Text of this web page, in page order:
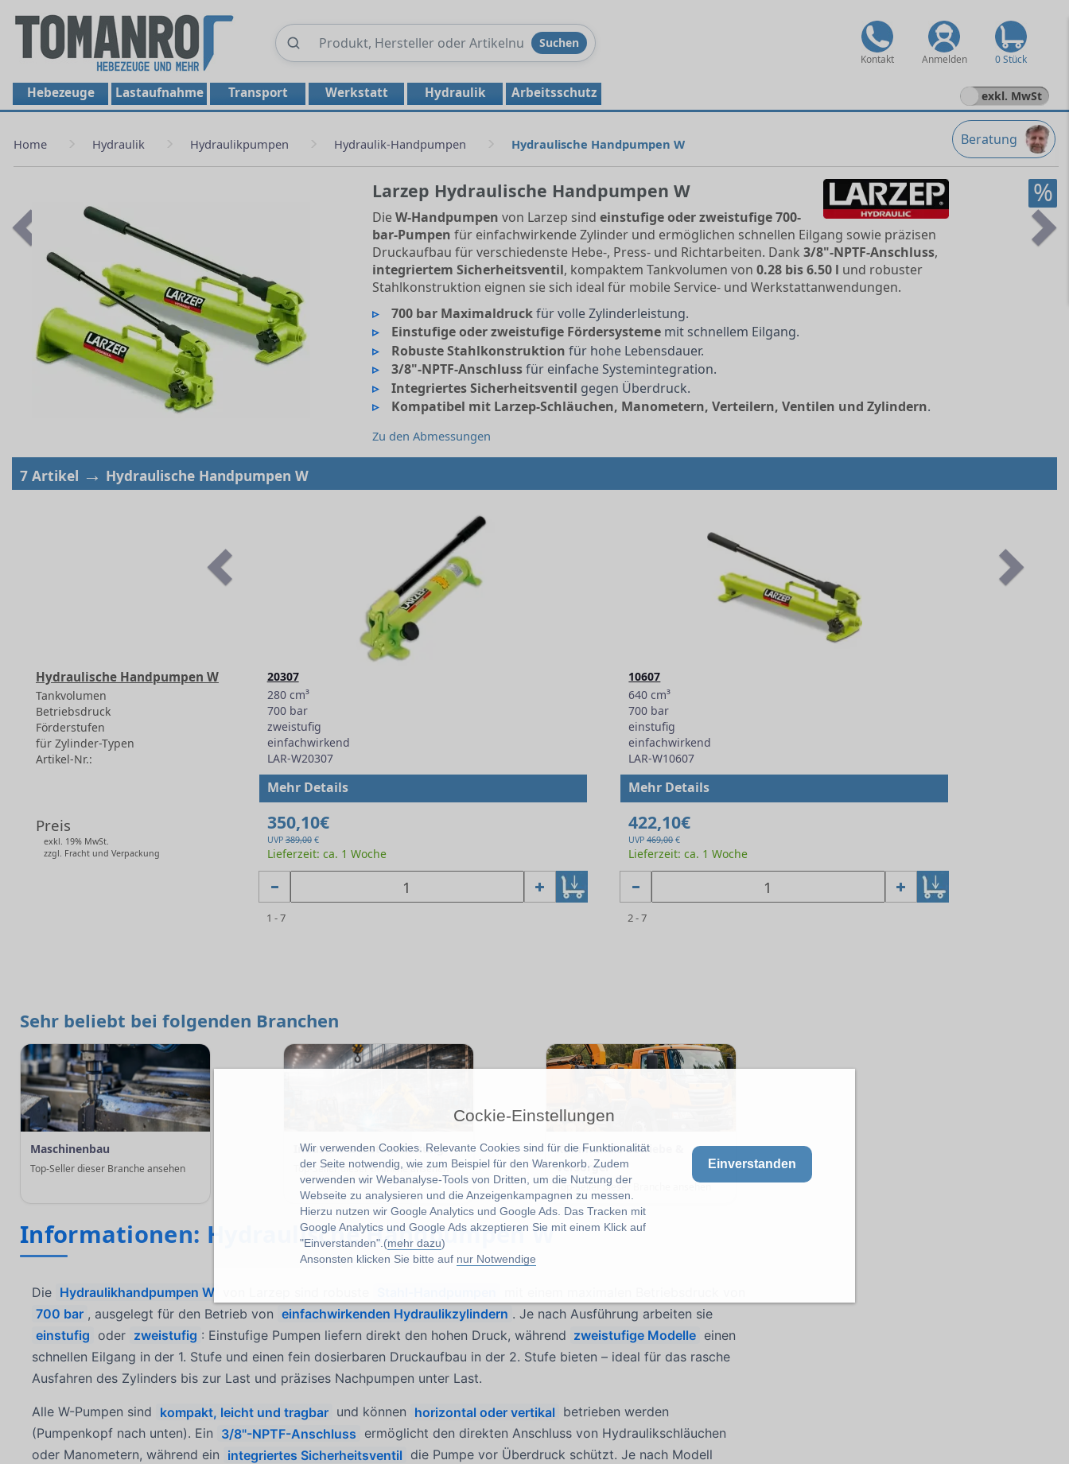
Cockie-Einstellungen
Wir verwenden Cookies. Relevante Cookies sind für die Funktionalität
der Seite notwendig, wie zum Beispiel für den Warenkorb. Zudem
verwenden wir Webanalyse-Tools von Dritten, um die Nutzung der
Webseite zu analysieren und die Anzeigenkampagnen zu messen.
Hierzu nutzen wir Google Analytics und Google Ads. Das Tracken mit
Google Analytics und Google Ads akzeptieren Sie mit einem Klick auf
"Einverstanden".(mehr dazu)
Ansonsten klicken Sie bitte auf nur Notwendige
Einverstanden
Produkte
Suchen
Kontakt Anmelden 0 Stück
Hebezeuge Lastaufnahme Transport Werkstatt Hydraulik Arbeitsschutz exkl. MwSt
Beratung
Home Hydraulik Hydraulikpumpen Hydraulik-Handpumpen Hydraulische Handpumpen W
%
Larzep Hydraulische Handpumpen W
DieW-Handpumpen von Larzep sind einstufige oder zweistufige 700-
bar-Pumpen für einfachwirkende Zylinder und ermöglichen schnellen Eilgang sowie präzisen
Druckaufbau für verschiedenste Hebe-, Press- und Richtarbeiten. Dank 3/8"-NPTF-Anschluss,
integriertem Sicherheitsventil, kompaktem Tankvolumen von 0.28 bis 6.50 l und robuster
Stahlkonstruktion eignen sie sich ideal für mobile Service- und Werkstattanwendungen.
700 bar Maximaldruckfür volle Zylinderleistung.
Einstufige oder zweistufige Fördersysteme mit schnellem Eilgang.
Robuste Stahlkonstruktion für hohe Lebensdauer.
3/8"-NPTF-Anschlussfür einfache Systemintegration.
Integriertes Sicherheitsventil gegen Überdruck.
Kompatibel mit Larzep-Schläuchen, Manometern, Verteilern, Ventilen und Zylindern.
Zu den Abmessungen
7 Artikel → Hydraulische Handpumpen W
Hydraulische Handpumpen W
Tankvolumen
Betriebsdruck
Förderstufen
für Zylinder-Typen
Artikel-Nr.:
Preis
exkl. 19% MwSt.
zzgl. Fracht und Verpackung
20307
280 cm³
700 bar
zweistufig
einfachwirkend
LAR-W20307
Mehr Details
350,10€
UVP389,00€
Lieferzeit: ca. 1 Woche
1 - 7
10607
640 cm³
700 bar
einstufig
einfachwirkend
LAR-W10607
Mehr Details
422,10€
UVP469,00€
Lieferzeit: ca. 1 Woche
2 - 7
Sehr beliebt bei folgenden Branchen
Maschinenbau
Top-Seller dieser Branche ansehen
Industrie & Instandhaltung
Top-Seller dieser Branche ansehen
Kommunale Betriebe &
Versorger
Top-Seller dieser Branche ansehen
Informationen: Hydraulische Handpumpen W
Die Hydraulikhandpumpen W
700 bar , ausgelegt für den Betrieb von einfachwirkenden Hydraulikzylindern . Je nach Ausführung arbeiten sie
einstufig oder zweistufig : Einstufige Pumpen liefern direkt den hohen Druck, während zweistufige Modelle einen
schnellen Eilgang in der 1. Stufe und einen fein dosierbaren Druckaufbau in der 2. Stufe bieten – ideal für das rasche
Ausfahren des Zylinders bis zur Last und präzises Nachpumpen unter Last.
Alle W-Pumpen sind kompakt, leicht und tragbar und können horizontal oder vertikal betrieben werden
(Pumpenkopf nach unten). Ein 3/8"-NPTF-Anschluss ermöglicht den direkten Anschluss von Hydraulikschläuchen
oder Manometern, während ein integriertes Sicherheitsventil die Pumpe vor Überdruck schützt. Je nach Modell